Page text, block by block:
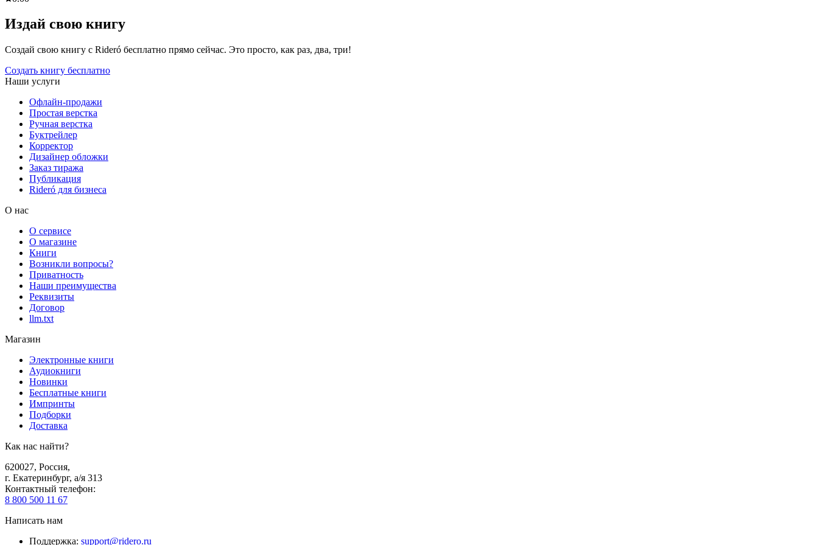
Издай свою книгу
Создай свою книгу с Rideró бесплатно прямо сейчас. Это просто, как раз, два, три!
Создать книгу бесплатно
Наши услуги
Офлайн-продажи
Простая верстка
Ручная верстка
Буктрейлер
Корректор
Дизайнер обложки
Заказ тиража
Публикация
Rideró для бизнеса
О нас
О сервисе
О магазине
Книги
Возникли вопросы?
Приватность
Наши преимущества
Реквизиты
Договор
llm.txt
Магазин
Электронные книги
Аудиокниги
Новинки
Бесплатные книги
Импринты
Подборки
Доставка
Как нас найти?
620027, Россия,
г. Екатеринбург, а/я 313
Контактный телефон:
8 800 500 11 67
Написать нам
Поддержка: support@ridero.ru